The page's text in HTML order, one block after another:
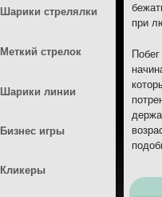
при
Шарики стрелялки
Меткий стрелок
Шарики линии
Бизнес игры
Кликеры